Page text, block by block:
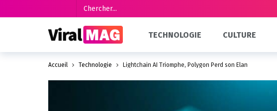
TECHNOLOGIE CULTURE
Accueil Technologie Lightchain AI Triomphe, Polygon Perd son Élan